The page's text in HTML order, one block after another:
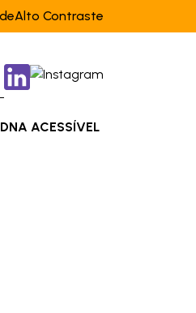
Alto Contraste
DNA ACESSÍVEL